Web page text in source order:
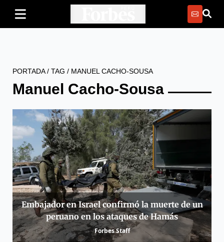
PORTADA/ TAG / MANUEL CACHO-SOUSA
Manuel Cacho-Sousa
Embajador en Israel confirmó la muerte de un
peruano en los ataques de Hamás
Forbes Staff